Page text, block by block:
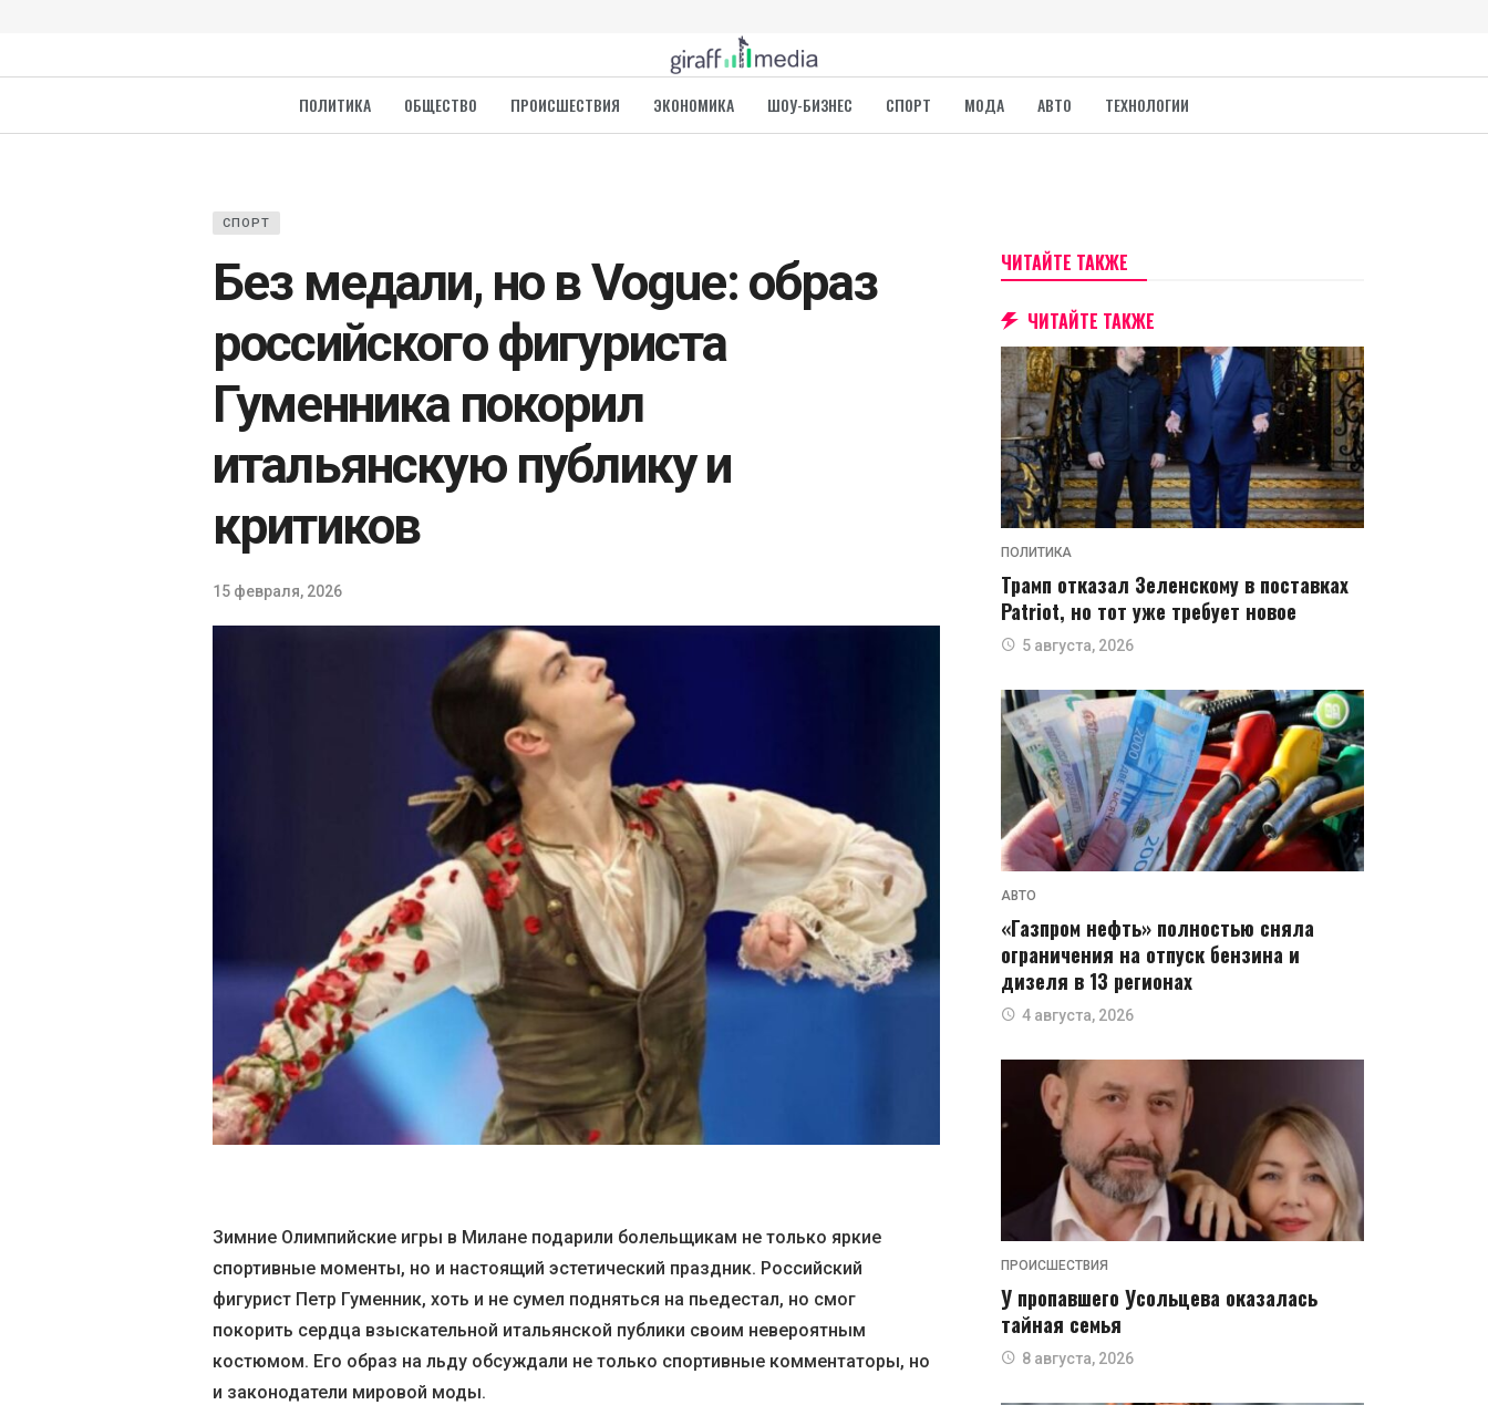
ПОЛИТИКА ОБЩЕСТВО ПРОИСШЕСТВИЯ ЭКОНОМИКА ШОУ-БИЗНЕС СПОРТ МОДА АВТО ТЕХНОЛОГИИ
СПОРТ
Без медали, но в Vogue: образ
российского фигуриста
Гуменника покорил
итальянскую публику и
критиков
15 февраля, 2026
Зимние Олимпийские игры в Милане подарили болельщикам не только яркие
спортивные моменты, но и настоящий эстетический праздник. Российский
фигурист Петр Гуменник, хоть и не сумел подняться на пьедестал, но смог
покорить сердца взыскательной итальянской публики своим невероятным
костюмом. Его образ на льду обсуждали не только спортивные комментаторы, но
и законодатели мировой моды.
ЧИТАЙТЕ ТАКЖЕ
ЧИТАЙТЕ ТАКЖЕ
ПОЛИТИКА
Трамп отказал Зеленскому в поставках
Patriot, но тот уже требует новое
5 августа, 2026
АВТО
«Газпром нефть» полностью сняла
ограничения на отпуск бензина и
дизеля в 13 регионах
4 августа, 2026
ПРОИСШЕСТВИЯ
У пропавшего Усольцева оказалась
тайная семья
8 августа, 2026